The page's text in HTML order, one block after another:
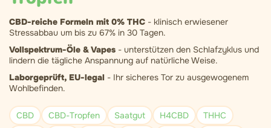
CBD-reiche Formeln mit 0% THC - klinisch erwiesener
Stressabbau um bis zu 67% in 30 Tagen.
Vollspektrum-Öle & Vapes - unterstützen den Schlafzyklus und
lindern die tägliche Anspannung auf natürliche Weise.
Laborgeprüft, EU-legal - Ihr sicheres Tor zu ausgewogenem
Wohlbefinden.
CBD CBD-Tropfen Saatgut H4CBD
THHC